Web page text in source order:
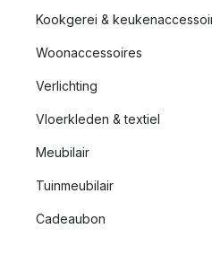
Kookgerei &
Woonaccessoires
Verlichting
Vloerkleden & textiel
Meubilair
Tuinmeubilair
Cadeaubon